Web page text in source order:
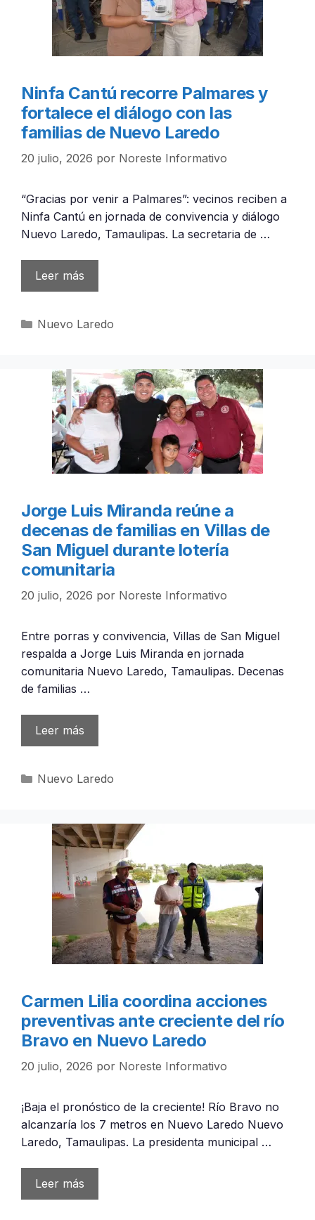
Ninfa Cantú recorre Palmares y
fortalece el diálogo con las
familias de Nuevo Laredo
20 julio, 2026 por Noreste Informativo
“Gracias por venir a Palmares”: vecinos reciben a
Ninfa Cantú en jornada de convivencia y diálogo
Nuevo Laredo, Tamaulipas. La secretaria de …
Leer más
Categorías
Nuevo Laredo
Jorge Luis Miranda reúne a
decenas de familias en Villas de
San Miguel durante lotería
comunitaria
20 julio, 2026 por Noreste Informativo
Entre porras y convivencia, Villas de San Miguel
respalda a Jorge Luis Miranda en jornada
comunitaria Nuevo Laredo, Tamaulipas. Decenas
de familias …
Leer más
Categorías
Nuevo Laredo
Carmen Lilia coordina acciones
preventivas ante creciente del río
Bravo en Nuevo Laredo
20 julio, 2026 por Noreste Informativo
¡Baja el pronóstico de la creciente! Río Bravo no
alcanzaría los 7 metros en Nuevo Laredo Nuevo
Laredo, Tamaulipas. La presidenta municipal …
Leer más